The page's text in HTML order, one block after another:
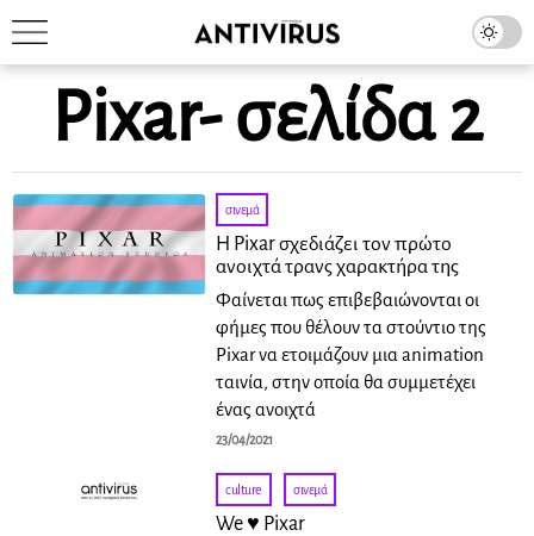
Pixar- σελίδα 2
σινεμά
H Pixar σχεδιάζει τον πρώτο
ανοιχτά τρανς χαρακτήρα της
Φαίνεται πως επιβεβαιώνονται οι
φήμες που θέλουν τα στούντιο της
Pixar να ετοιμάζουν μια animation
ταινία, στην οποία θα συμμετέχει
ένας ανοιχτά
23/04/2021
culture · σινεμά
We ♥ Pixar